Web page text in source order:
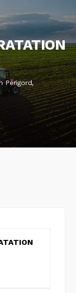
Périgord,